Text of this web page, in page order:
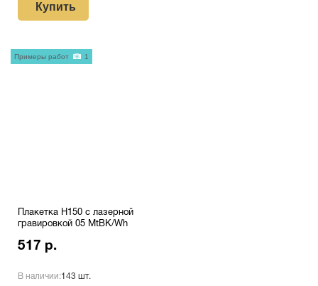
Купить
Плакетка H150 с лазерной
гравировкой 05 MtBK/Wh
517 р.
В наличии:143 шт.
Примеры работ 1